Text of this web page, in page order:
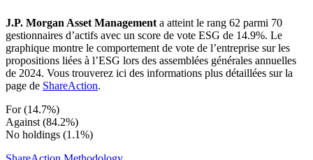
J.P. Morgan Asset Management a atteint le rang 62 parmi 70
gestionnaires d’actifs avec un score de vote ESG de 14.9%. Le
graphique montre le comportement de vote de l’entreprise sur les
propositions liées à l’ESG lors des assemblées générales annuelles
de 2024. Vous trouverez ici des informations plus détaillées sur la
page de ShareAction.
For (14.7%)
Against (84.2%)
No holdings (1.1%)